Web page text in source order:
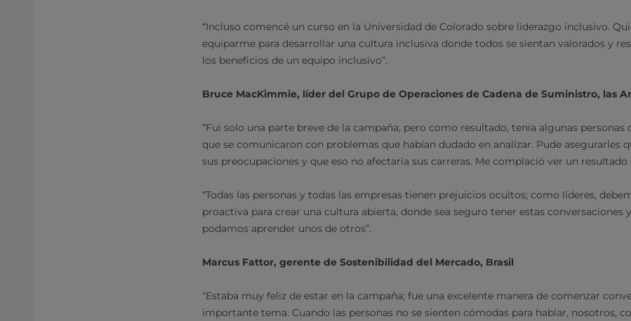
“Incluso comencé un curso en la Universidad de Colorado sobre liderazgo inclusivo.
equiparme para desarrollar una cultura inclusiva donde todos se sientan valorados y
los beneficios de un equipo inclusivo”.
Bruce MacKimmie, líder del Grupo de Operaciones de Cadena de Suministro, las
“Fui solo una parte breve de la campaña, pero como resultado, tenía algunas personas
que se comunicaron con problemas que habían dudado en analizar. Pude asegurarles
sus preocupaciones y que eso no afectaría sus carreras. Me complació ver un
“Todas las personas y todas las empresas tienen prejuicios ocultos; como líderes,
proactiva para crear una cultura abierta, donde sea seguro tener estas conversaciones
podamos aprender unos de otros”.
Marcus Fattor, gerente de Sostenibilidad del Mercado, Brasil
“Estaba muy feliz de estar en la campaña; fue una excelente manera de comenzar
importante tema. Cuando las personas no se sienten cómodas para hablar, nosotros,